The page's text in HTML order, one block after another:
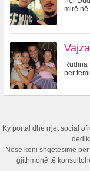
mirë në
Rudina
për
Ky portal dhe rrjet social
Nëse keni shqetësime
gjithmonë të